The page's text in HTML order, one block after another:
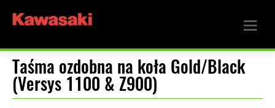
Taśma ozdobna na koła Gold/Black
(Versys 1100 & Z900)